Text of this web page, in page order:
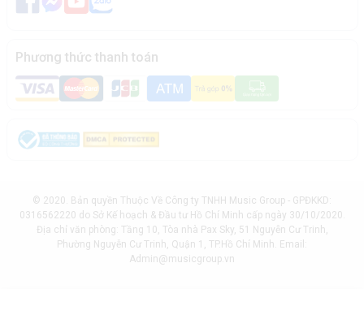
Phương thức thanh toán
© 2020. Bản quyền Thuộc Về Công ty TNHH Music Group - GPĐKKD:
0316562220 do Sở Kế hoạch & Đầu tư Hồ Chí Minh cấp ngày 30/10/2020.
Địa chỉ văn phòng: Tầng 10, Tòa nhà Pax Sky, 51 Nguyễn Cư Trinh,
Phường Nguyễn Cư Trinh, Quận 1, TP.Hồ Chí Minh. Email:
Admin@musicgroup.vn